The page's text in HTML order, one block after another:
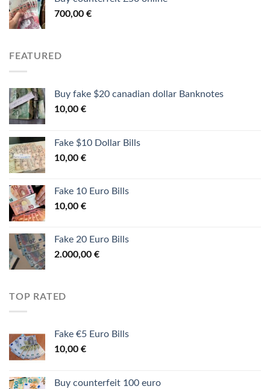
700,00 €
FEATURED
Buy fake $20 canadian dollar Banknotes
10,00 €
Fake $10 Dollar Bills
10,00 €
Fake 10 Euro Bills
10,00 €
Fake 20 Euro Bills
2.000,00 €
TOP RATED
Fake €5 Euro Bills
10,00 €
Buy counterfeit 100 euro